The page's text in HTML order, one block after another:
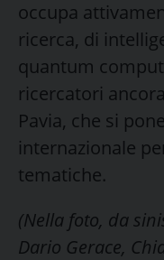
occupa
ricerca, di
quantum
ricercatori
Pavia, che si
internazionale
tematiche.
(Nella foto, da
Dario Gerace,